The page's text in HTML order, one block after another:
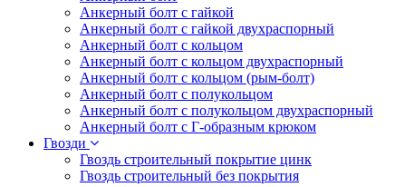
Анкерный болт с гайкой
Анкерный болт с гайкой двухраспорный
Анкерный болт с кольцом
Анкерный болт с кольцом двухраспорный
Анкерный болт с кольцом (рым-болт)
Анкерный болт с полукольцом
Анкерный болт с полукольцом двухраспорный
Анкерный болт с Г-образным крюком
Гвозди
Гвоздь строительный покрытие цинк
Гвоздь строительный без покрытия